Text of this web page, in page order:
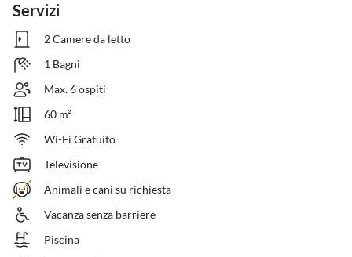
Servizi
2 Camere da letto
1 Bagni
Max. 6 ospiti
60 m²
Wi-Fi Gratuito
Televisione
Animali e cani su richiesta
Vacanza senza barriere
Piscina